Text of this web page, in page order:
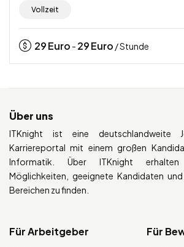
Vollzeit
29Euro - 29Euro / Stunde
Über uns
ITKnight ist eine deutschlandweite
Karriereportal mit einem großen
Informatik. Über ITKnight
Möglichkeiten, geeignete Kandidaten
Bereichen zu finden.
Für Arbeitgeber Für